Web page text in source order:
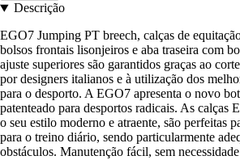
Descrição
EGO7 Jumping PT breech, calças de
bolsos frontais lisonjeiros e aba traseira com
ajuste superiores são garantidos graças ao
por designers italianos e à utilização dos
para o desporto. A EGO7 apresenta o novo
patenteado para desportos radicais. As calças
o seu estilo moderno e atraente, são perfeitas
para o treino diário, sendo particularmente
obstáculos. Manutenção fácil, sem